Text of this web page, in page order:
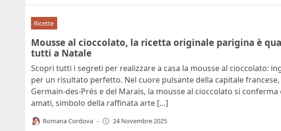
Ricette
Mousse al cioccolato, la ricetta originale parigina è
tutti a Natale
Scopri tutti i segreti per realizzare a casa la mousse al cioccolato:
per un risultato perfetto. Nel cuore pulsante della capitale
Germain-des-Prés e del Marais, la mousse al cioccolato si
amati, simbolo della raffinata arte […]
Romana Cordova - 24 Novembre 2025